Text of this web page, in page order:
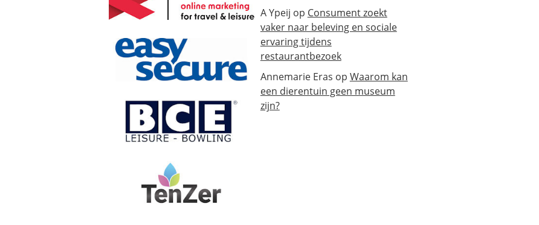
A Ypeij op Consument zoekt
vaker naar beleving en sociale
ervaring tijdens
restaurantbezoek
Annemarie Eras op Waarom kan
een dierentuin geen museum
zijn?